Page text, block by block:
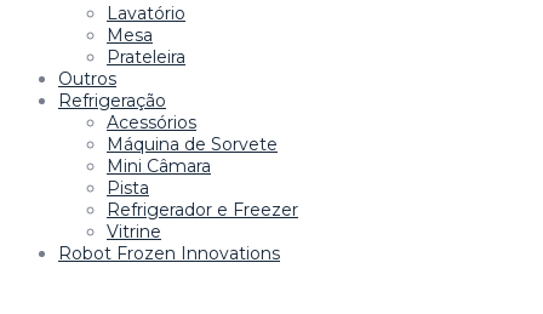
Lavatório
Mesa
Prateleira
Outros
Refrigeração
Acessórios
Máquina de Sorvete
Mini Câmara
Pista
Refrigerador e Freezer
Vitrine
Robot Frozen Innovations